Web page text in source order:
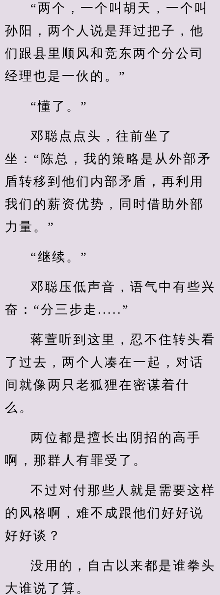
“两个，一个叫胡天，一个叫
孙阳，两个人说是拜过把子，他
们跟县里顺风和竞东两个分公司
经理也是一伙的。”
“懂了。”
邓聪点点头，往前坐了
坐：“陈总，我的策略是从外部矛
盾转移到他们内部矛盾，再利用
我们的薪资优势，同时借助外部
力量。”
“继续。”
邓聪压低声音，语气中有些兴
奋：“分三步走.....”
蒋萱听到这里，忍不住转头看
了过去，两个人凑在一起，对话
间就像两只老狐狸在密谋着什
么。
两位都是擅长出阴招的高手
啊，那群人有罪受了。
不过对付那些人就是需要这样
的风格啊，难不成跟他们好好说
好好谈？
没用的，自古以来都是谁拳头
大谁说了算。